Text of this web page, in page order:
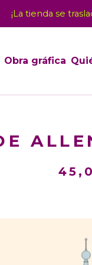
¡La tienda se
Obra gráfica